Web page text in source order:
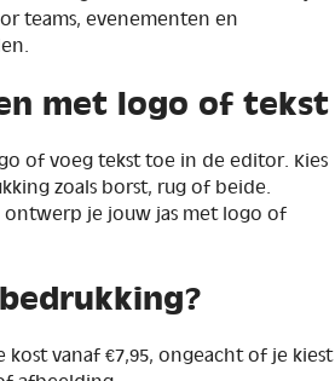
teams, evenementen en
met logo of tekst
of voeg tekst toe in de editor. Kies
zoals borst, rug of beide.
je jouw jas met logo of
kost vanaf €7,95, ongeacht of je kiest